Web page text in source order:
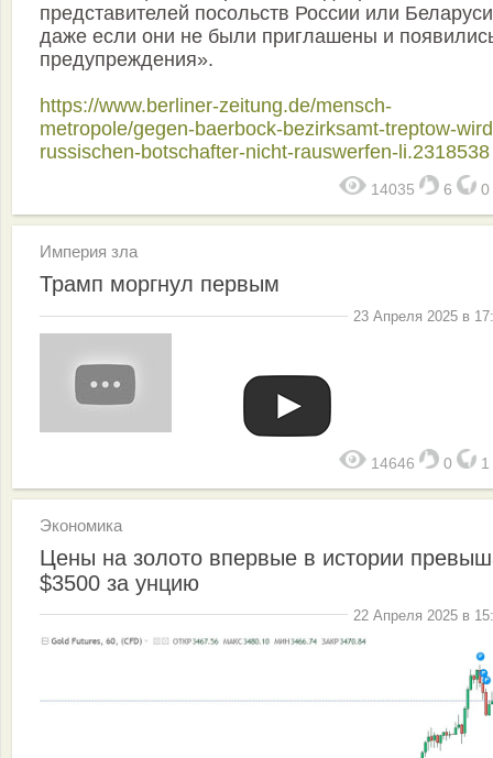
представителей посольств России или
даже если они не были приглашены и
предупреждения».
https://www.berliner-zeitung.de/mensch-
metropole/gegen-baerbock-bezirksamt-treptow-
russischen-botschafter-nicht-rauswerfen-li.2318538
14035 6 0
Империя зла
Трамп моргнул первым
23 Апреля 2025 в
14646 0 1
Экономика
Цены на золото впервые в истории
$3500 за унцию
22 Апреля 2025 в